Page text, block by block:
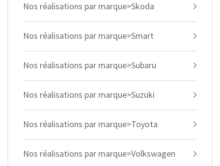
Nos réalisations par marque>Skoda
Nos réalisations par marque>Smart
Nos réalisations par marque>Subaru
Nos réalisations par marque>Suzuki
Nos réalisations par marque>Toyota
Nos réalisations par marque>Volkswagen